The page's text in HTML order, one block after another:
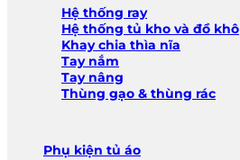
Hệ thống ray
Hệ thống tủ kho và đồ khô
Khay chia thìa nĩa
Tay nắm
Tay nâng
Thùng gạo & thùng rác
Phụ kiện tủ áo